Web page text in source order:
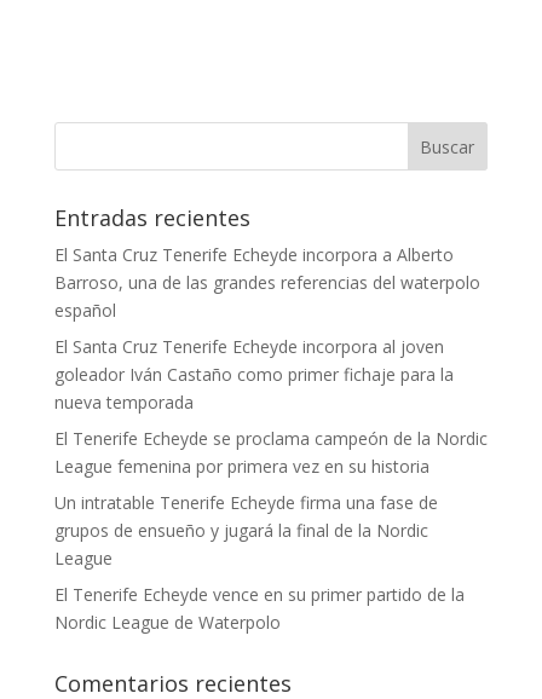
Entradas recientes
El Santa Cruz Tenerife Echeyde incorpora a Alberto
Barroso, una de las grandes referencias del waterpolo
español
El Santa Cruz Tenerife Echeyde incorpora al joven
goleador Iván Castaño como primer fichaje para la
nueva temporada
El Tenerife Echeyde se proclama campeón de la Nordic
League femenina por primera vez en su historia
Un intratable Tenerife Echeyde firma una fase de
grupos de ensueño y jugará la final de la Nordic
League
El Tenerife Echeyde vence en su primer partido de la
Nordic League de Waterpolo
Comentarios recientes